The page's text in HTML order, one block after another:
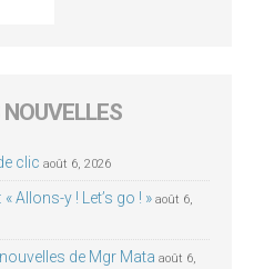
NOUVELLES
clic août 6, 2026
Allons-y ! Let’s go ! » août 6,
de Mgr Mata août 6,